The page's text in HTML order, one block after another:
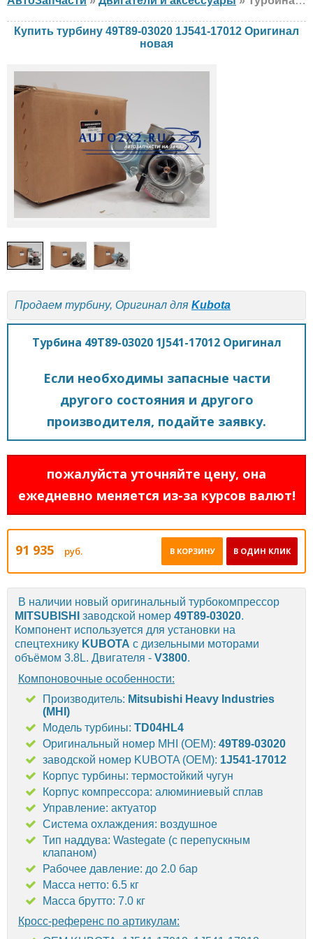
Купить турбину 49T89-03020 1J541-17012 Оригинал
новая
Продаем турбину, Оригинал для Kubota
Турбина 49T89-03020 1J541-17012 Оригинал
Если необходимы запасные части
другого состояния и другого
производителя, подайте заявку.
пожалуйста уточняйте цену, она
ежедневно меняется из-за курсов валют!
91 935 руб. В ОДИН КЛИК
В КОРЗИНУ
В наличии новый оригинальный турбокомпрессор
MITSUBISHI
заводской номер 49T89-03020.
Компонент используется для установки на
спецтехнику KUBOTA с дизельными моторами
объёмом 3.8L. Двигателя - V3800.
Компоновочные особенности:
Производитель: Mitsubishi Heavy Industries
(MHI)
Модель турбины: TD04HL4
Оригинальный номер MHI (OEM): 49T89-03020
заводской номер KUBOTA (OEM): 1J541-17012
Корпус турбины: термостойкий чугун
Корпус компрессора: алюминиевый сплав
Управление: актуатор
Система охлаждения: воздушное
Тип наддува: Wastegate (с перепускным
клапаном)
Рабочее давление: до 2.0 бар
Масса нетто: 6.5 кг
Масса брутто: 7.0 кг
Кросс-референс по артикулам: